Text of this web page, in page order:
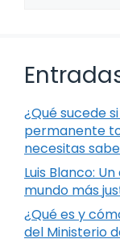
¿Qué sucede
permanente
necesitas
Luis Blanco:
mundo más
¿Qué es y
del Ministerio